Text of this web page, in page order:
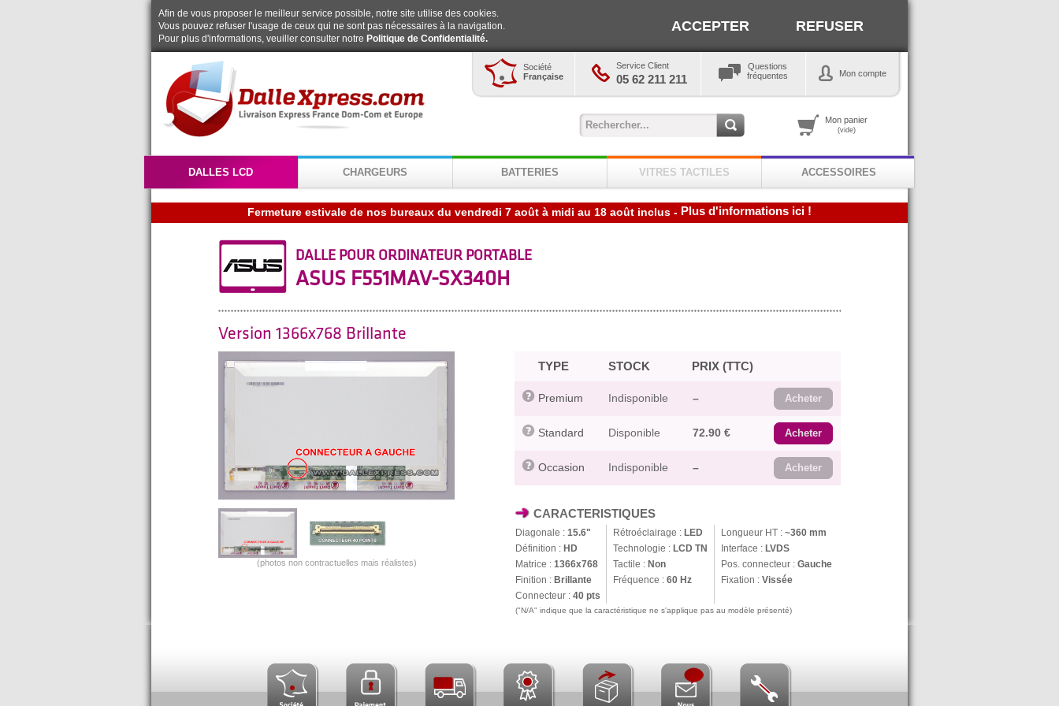
Afin de vous proposer le meilleur service possible, notre site utilise des cookies.
Vous pouvez refuser l'usage de ceux qui ne sont pas nécessaires à la navigation.
Pour plus d'informations, veuiller consulter notre Politique de Confidentialité.
ACCEPTER REFUSER
Société
Française
Service Client
05 62 211 211
Questions
fréquentes
Mon compte
Mon panier
(vide)
DALLES LCD CHARGEURS BATTERIES VITRES TACTILES ACCESSOIRES
Fermeture estivale de nos bureaux du vendredi 7 août à midi au 18 août inclus - Plus d'informations ici !
DALLE POUR ORDINATEUR PORTABLE
ASUS F551MAV-SX340H
Version 1366x768 Brillante
(photos non contractuelles mais réalistes)
TYPE STOCK PRIX (TTC)
Premium Indisponible – Acheter
Standard Disponible 72.90 € Acheter
Occasion Indisponible – Acheter
CARACTERISTIQUES
Diagonale : 15.6" Rétroéclairage : LED Longueur HT : ~360 mm
Définition : HD Technologie : LCD TN Interface : LVDS
Matrice : 1366x768 Tactile : Non Pos. connecteur : Gauche
Finition : Brillante Fréquence : 60 Hz Fixation : Vissée
Connecteur : 40 pts
("N/A" indique que la caractéristique ne s'applique pas au modèle présenté)